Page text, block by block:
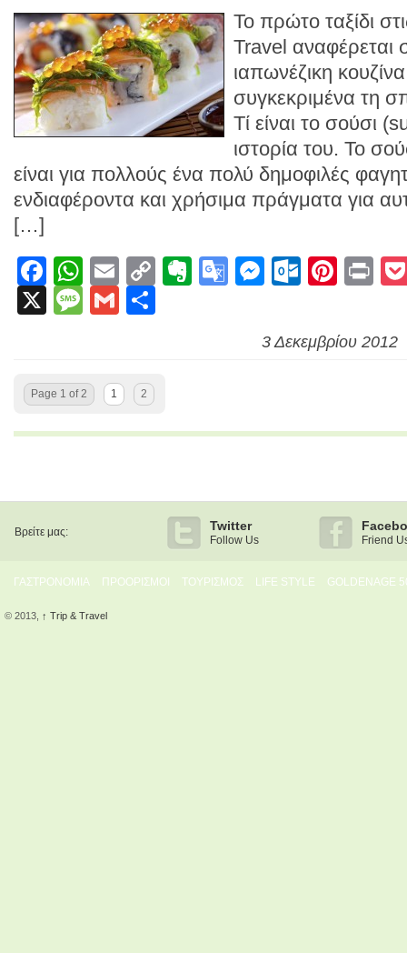
Το πρώτο ταξίδι
Travel αναφέρεται
ιαπωνέζικη
συγκεκριμένα τη
Τί είναι το σούσι
ιστορία του. Το
είναι για πολλούς ένα πολύ δημοφιλές
ενδιαφέροντα και χρήσιμα πράγματα για
[…]
Facebook
WhatsApp
EmailCopyEvernote
Google
X
Message
Gmail
3 Δεκεμβρίου 2012
Page 1 of 2 1 2
Βρείτε μας: Twitter
Follow Us Friend
ΓΑΣΤΡΟΝΟΜΙΑ ΠΡΟΟΡΙΣΜΟΙ ΤΟΥΡΙΣΜΟΣ LIFE STYLE GOLDENAGE
© 2013, ↑ Trip & Travel